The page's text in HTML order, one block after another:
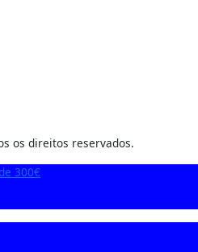
os direitos reservados.
300€